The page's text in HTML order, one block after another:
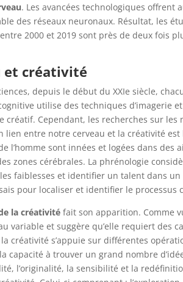
. Les avancées technologiques offrent
des réseaux neuronaux. Résultat, les
2000 et 2019 sont près de deux fois
et créativité
depuis le début du XXIe siècle,
utilise des techniques
créatif. Cependant, les recherches sur
entre notre cerveau et la créativité est
l’homme sont innées et logées dans
zones cérébrales. La phrénologie
faiblesses et identifier un talent dans
pour localiser et identifier le processus
la créativitéfait son apparition. Comme
variable et suggère qu’elle requiert des
créativité s’appuie sur différentes
capacité à trouver un grand nombre
l’originalité, la sensibilité et la